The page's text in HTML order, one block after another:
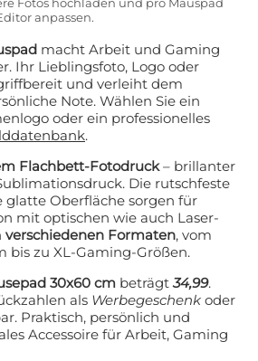
anpassen.
macht Arbeit und Gaming
Ihr Lieblingsfoto, Logo oder
und verleiht dem
Note. Wählen Sie ein
oder ein professionelles
.
Flachbett-Fotodruck– brillanter
Die rutschfeste
glatte Oberfläche sorgen für
mit optischen wie auch Laser-
verschiedenen Formaten, vom
bis zu XL-Gaming-Größen.
30x60 cm beträgt34,99.
als Werbegeschenk oder
Praktisch, persönlich und
Accessoire für Arbeit, Gaming